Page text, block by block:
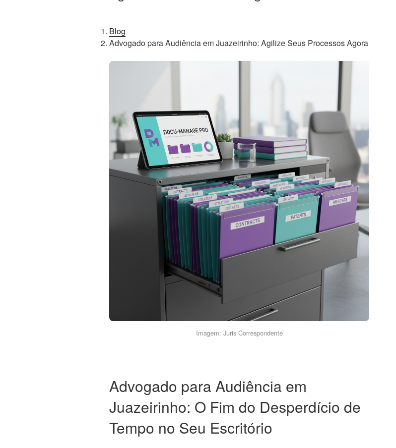
Blog
Advogado para Audiência em Juazeirinho: Agilize Seus Processos Agora
Imagem: Juris Correspondente
Advogado para Audiência em
Juazeirinho: O Fim do Desperdício de
Tempo no Seu Escritório